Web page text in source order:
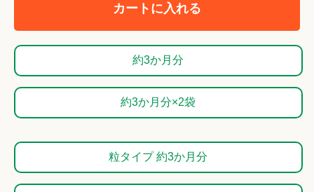
カートに入れる
約3か月分
約3か月分×2袋
粒タイプ 約3か月分